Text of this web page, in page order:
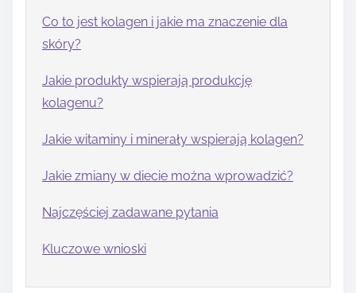
Co to jest kolagen i jakie ma znaczenie dla
skóry?
Jakie produkty wspierają produkcję
kolagenu?
Jakie witaminy i minerały wspierają kolagen?
Jakie zmiany w diecie można wprowadzić?
Najczęściej zadawane pytania
Kluczowe wnioski